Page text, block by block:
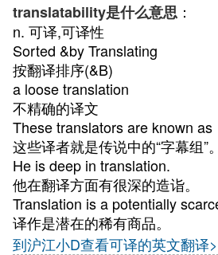
translatability是什么意思 ：
n. 可译,可译性
Sorted &by Translating
按翻译排序(&B)
a loose translation
不精确的译文
These translators are known as
这些译者就是传说中的“字幕组”。
He is deep in translation.
他在翻译方面有很深的造诣。
Translation is a potentially
译作是潜在的稀有商品。
到沪江小D查看可译的英文翻译